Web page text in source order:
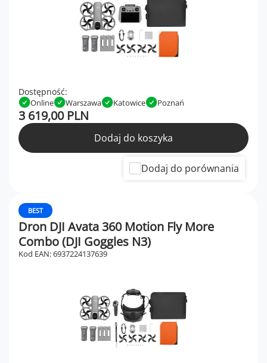
Dostępność:
Online Warszawa Katowice Poznań
3 619,00 PLN
Dodaj do koszyka
Dodaj do porównania
BEST
Dron DJI Avata 360 Motion Fly More
Combo (DJI Goggles N3)
Kod EAN: 6937224137639